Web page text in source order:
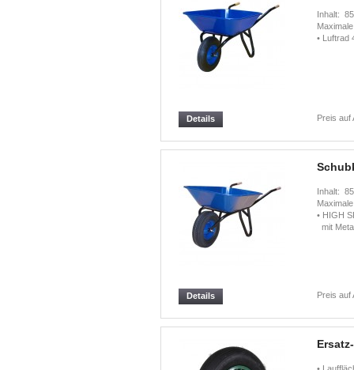
Inhalt:
• Luftrad
Preis auf
Details
Inhalt:
• HIGH
mit
Preis auf
Details